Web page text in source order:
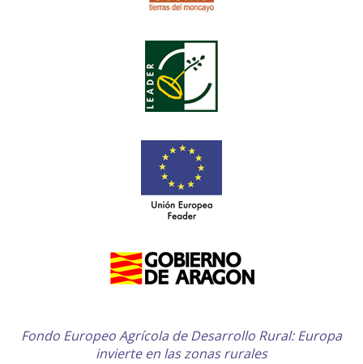
Fondo Europeo Agrícola de Desarrollo Rural: Europa
invierte en las zonas rurales